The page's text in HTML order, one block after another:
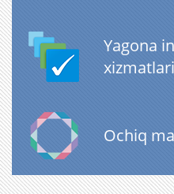
Yagona
Ochiq